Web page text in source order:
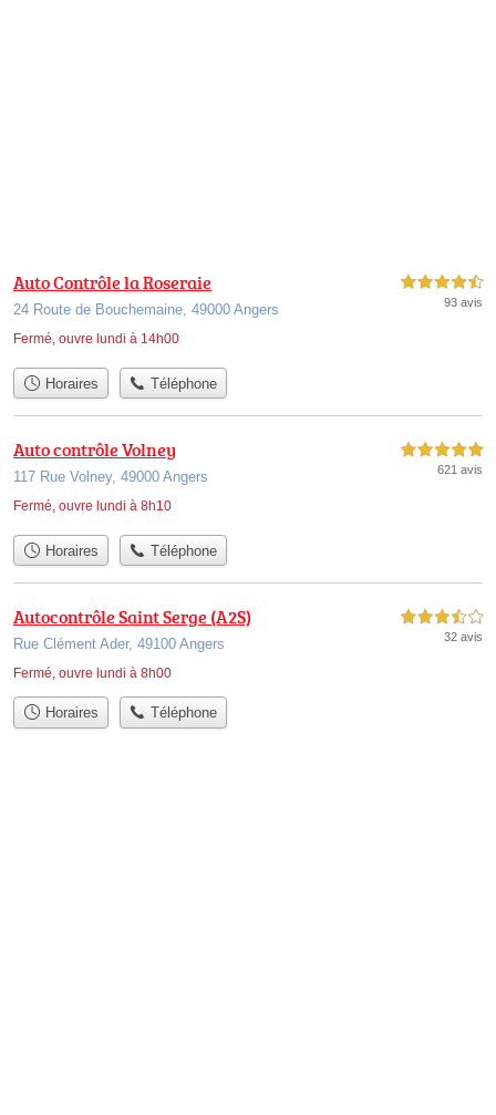
Auto Contrôle la Roseraie
24 Route de Bouchemaine, 49000 Angers
Fermé, ouvre lundi à 14h00
4,5 étoiles sur 5
93 avis
Horaires Téléphone
Auto contrôle Volney
117 Rue Volney, 49000 Angers
Fermé, ouvre lundi à 8h10
5,0 étoiles sur 5
621 avis
Horaires Téléphone
Autocontrôle Saint Serge (A2S)
Rue Clément Ader, 49100 Angers
Fermé, ouvre lundi à 8h00
3,5 étoiles sur 5
32 avis
Horaires Téléphone